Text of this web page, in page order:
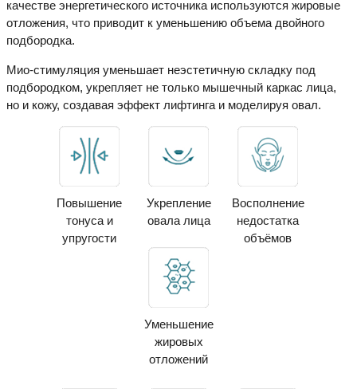
качестве энергетического источника используются жировые
отложения, что приводит к уменьшению объема двойного
подбородка.
Мио-стимуляция уменьшает неэстетичную складку под
подбородком, укрепляет не только мышечный каркас лица,
но и кожу, создавая эффект лифтинга и моделируя овал.
Повышение
тонуса и
упругости
Укрепление
овала лица
Восполнение
недостатка
объёмов
Уменьшение
жировых
отложений